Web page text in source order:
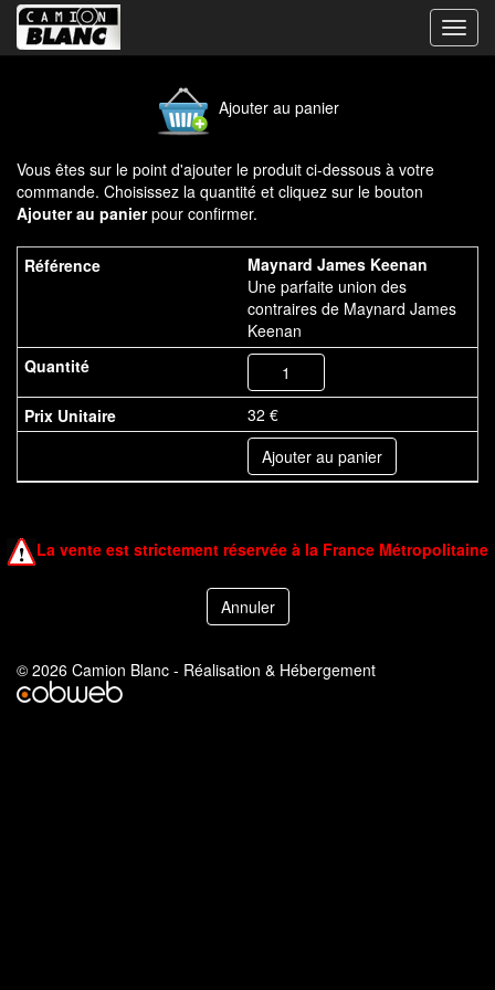
la
Ajouter au panier
Vous êtes sur le point d'ajouter le produit ci-dessous à votre
commande. Choisissez la quantité et cliquez sur le bouton
Ajouter au panierpour confirmer.
Maynard James Keenan
Une parfaite union des
contraires de Maynard James
Keenan
32 €
La vente est strictement réservée à la France Métropolitaine
© 2026 Camion Blanc - Réalisation & Hébergement